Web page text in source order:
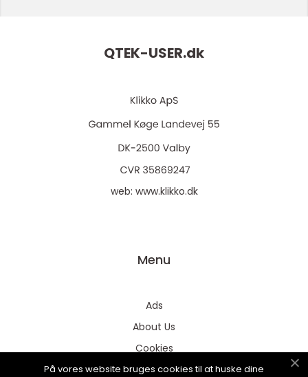
QTEK-USER.dk
web: www.klikko.dk
Menu
Ads
About Us
Cookies
Contact
På vores website bruges cookies til at huske dine